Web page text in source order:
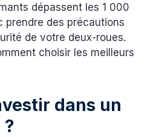
dépassent les 1 000
prendre des précautions
de votre deux-roues.
choisir les meilleurs
dans un